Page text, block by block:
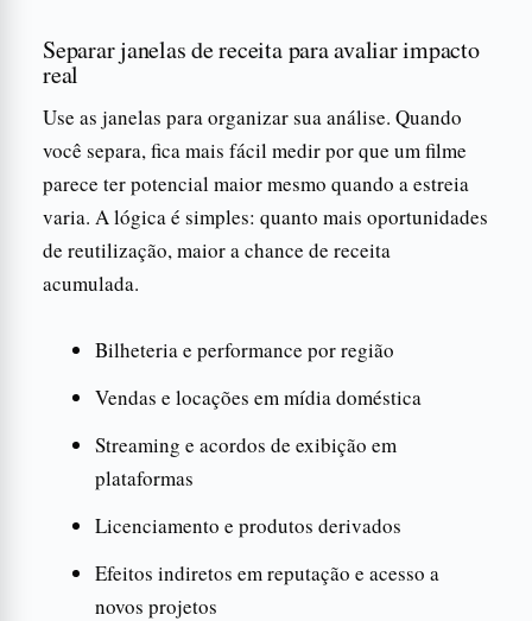
Separar janelas de receita para avaliar impacto
real
Use as janelas para organizar sua análise. Quando
você separa, fica mais fácil medir por que um filme
parece ter potencial maior mesmo quando a estreia
varia. A lógica é simples: quanto mais oportunidades
de reutilização, maior a chance de receita
acumulada.
Bilheteria e performance por região
Vendas e locações em mídia doméstica
Streaming e acordos de exibição em
plataformas
Licenciamento e produtos derivados
Efeitos indiretos em reputação e acesso a
novos projetos